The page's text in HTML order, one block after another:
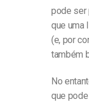
pode ser
que uma
(e, por
também
No
que